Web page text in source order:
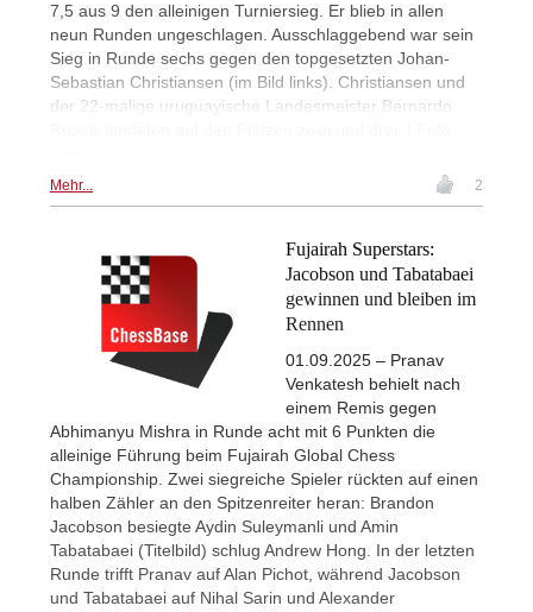
7,5 aus 9 den alleinigen Turniersieg. Er blieb in allen
neun Runden ungeschlagen. Ausschlaggebend war sein
Sieg in Runde sechs gegen den topgesetzten Johan-
Sebastian Christiansen (im Bild links). Christiansen und
der 22-malige uruguayische Landesmeister Bernardo
Mehr... 2
Fujairah Superstars:
Jacobson und Tabatabaei
gewinnen und bleiben im
Rennen
01.09.2025 – Pranav
Venkatesh behielt nach
einem Remis gegen
Abhimanyu Mishra in Runde acht mit 6 Punkten die
alleinige Führung beim Fujairah Global Chess
Championship. Zwei siegreiche Spieler rückten auf einen
halben Zähler an den Spitzenreiter heran: Brandon
Jacobson besiegte Aydin Suleymanli und Amin
Tabatabaei (Titelbild) schlug Andrew Hong. In der letzten
Runde trifft Pranav auf Alan Pichot, während Jacobson
und Tabatabaei auf Nihal Sarin und Alexander